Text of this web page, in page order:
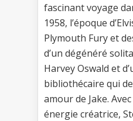
fascinant voyage
1958, l’époque
Plymouth Fury et
d’un dégénéré
Harvey Oswald et
bibliothécaire qui
amour de Jake.
énergie créatrice,